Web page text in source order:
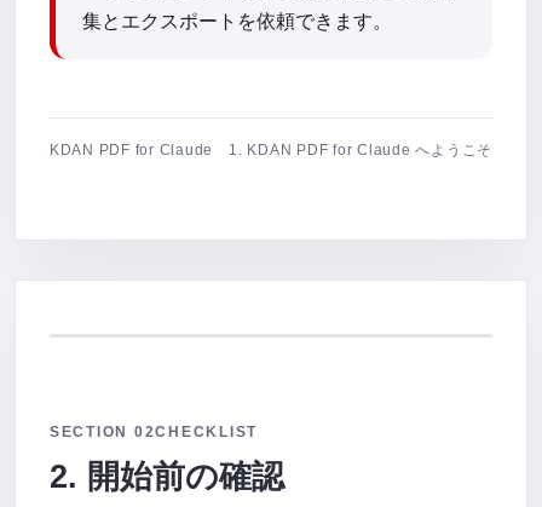
集とエクスポートを依頼できます。
KDAN PDF for Claude 1. KDAN PDF for Claude へようこそ
SECTION 02CHECKLIST
2. 開始前の確認